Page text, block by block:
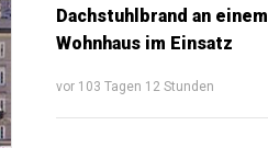
Dachstuhlbrand an einem
Wohnhaus im Einsatz
vor 103 Tagen 12 Stunden